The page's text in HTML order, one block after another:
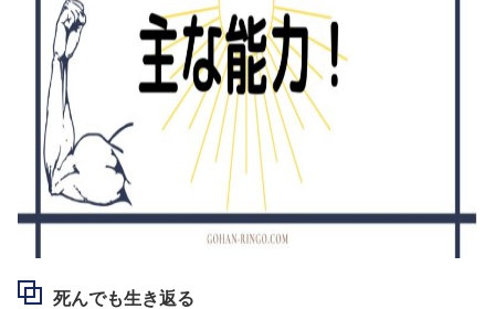
死んでも生き返る